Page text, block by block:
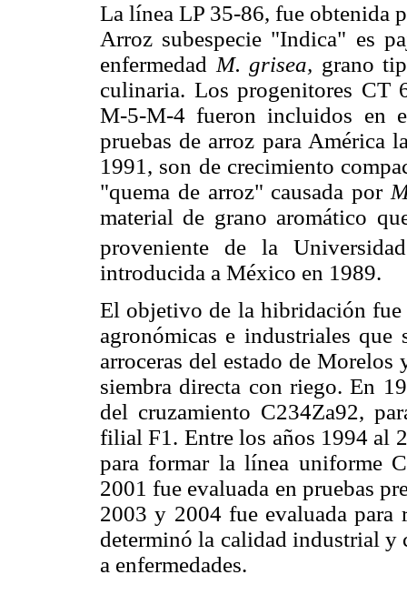
La línea LP 35-86, fue obtenida
Arroz subespecie "Indica" es
enfermedad M. grisea, grano
culinaria. Los progenitores CT
M-5-M-4 fueron incluidos en
pruebas de arroz para América
1991, son de crecimiento
"quema de arroz" causada por
material de grano aromático
proveniente de la
introducida a México en 1989.
El objetivo de la hibridación fue
agronómicas e industriales que
arroceras del estado de
siembra directa con riego. En
del cruzamiento C234Za92,
filial F1. Entre los años 1994 al
para formar la línea uniforme
2001 fue evaluada en pruebas
2003 y 2004 fue evaluada para
determinó la calidad industrial y
a enfermedades.